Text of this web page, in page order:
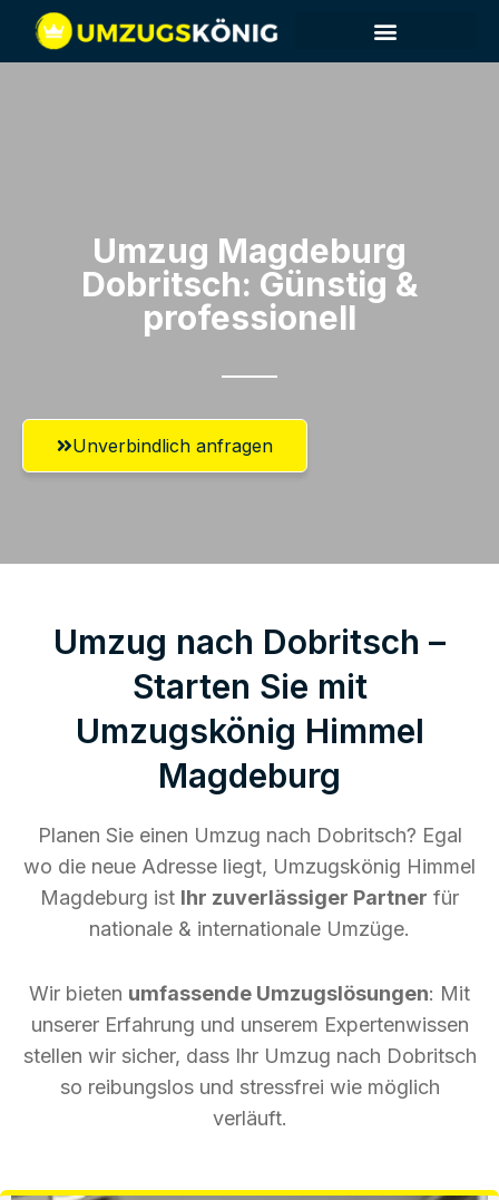
Umzug Magdeburg​
Dobritsch: Günstig &
professionell​
Unverbindlich anfragen
Umzug nach Dobritsch –
Starten Sie mit
Umzugskönig Himmel
Magdeburg
Planen Sie einen Umzug nach Dobritsch? Egal
wo die neue Adresse liegt, Umzugskönig Himmel
Magdeburg ist Ihr zuverlässiger Partner für
nationale & internationale Umzüge.
Wir bieten umfassende Umzugslösungen: Mit
unserer Erfahrung und unserem Expertenwissen
stellen wir sicher, dass Ihr Umzug nach Dobritsch
so reibungslos und stressfrei wie möglich
verläuft.